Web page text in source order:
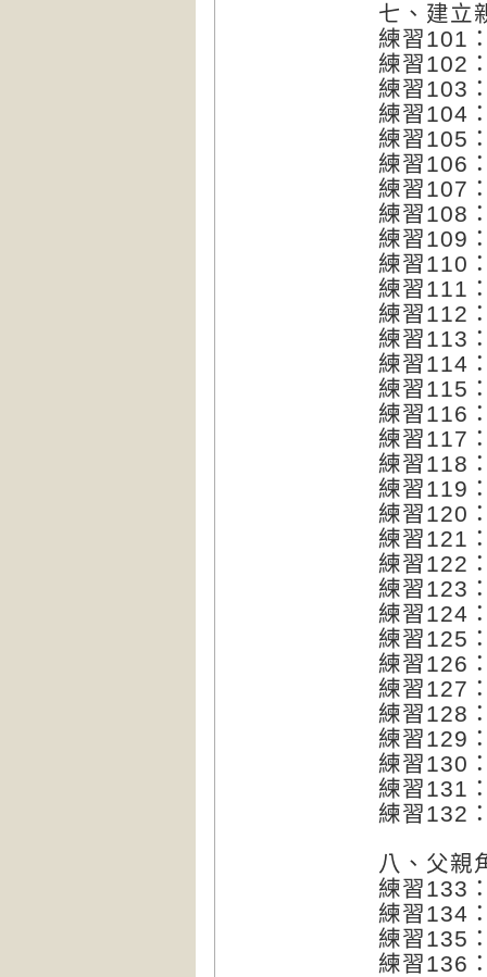
七、建立
練習101
練習102
練習103
練習104
練習105
練習106
練習107
練習108
練習109
練習110
練習111
練習112
練習113
練習114
練習115
練習116
練習117
練習118
練習119
練習120
練習121
練習122
練習123
練習124
練習125
練習126
練習127
練習128
練習129
練習130
練習131
練習132
八、父親
練習133
練習134
練習135
練習136